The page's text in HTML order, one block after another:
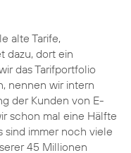
alte Tarife,
dazu, dort ein
das Tarifportfolio
nennen wir intern
der Kunden von E-
schon mal eine Hälfte
sind immer noch viele
45 Millionen